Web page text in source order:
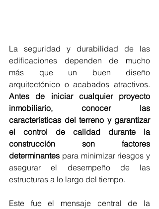
La seguridad y durabilidad de las
edificaciones dependen de mucho
más que un buen diseño
Antes de iniciar cualquier proyecto
inmobiliario, conocer las
características del terreno y garantizar
el control de calidad durante la
construcción son factores
determinantes para minimizar riesgos y
asegurar el desempeño de las
estructuras a lo largo del tiempo.
Este fue el mensaje central de la